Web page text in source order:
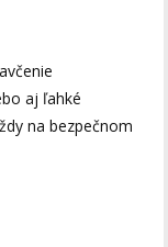
aj ľahké
na bezpečnom